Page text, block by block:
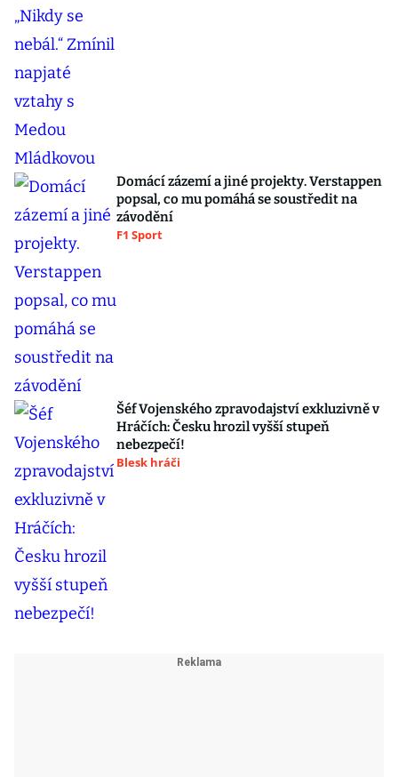
Domácí zázemí a jiné projekty. Verstappen
popsal, co mu pomáhá se soustředit na
závodění
F1 Sport
Šéf Vojenského zpravodajství exkluzivně v
Hráčích: Česku hrozil vyšší stupeň
nebezpečí!
Blesk hráči